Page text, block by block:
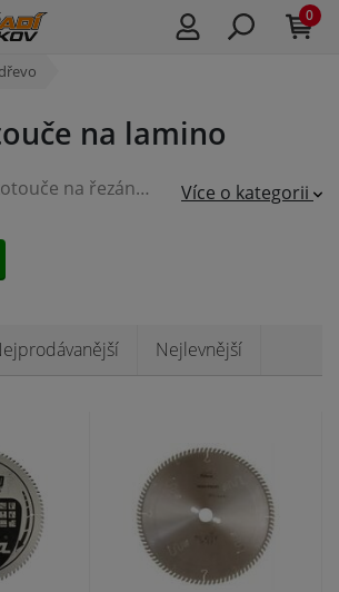
0
na lamino
Speciální pilové kotouče na řezání lamina Více o kategorii
Nejlevnější